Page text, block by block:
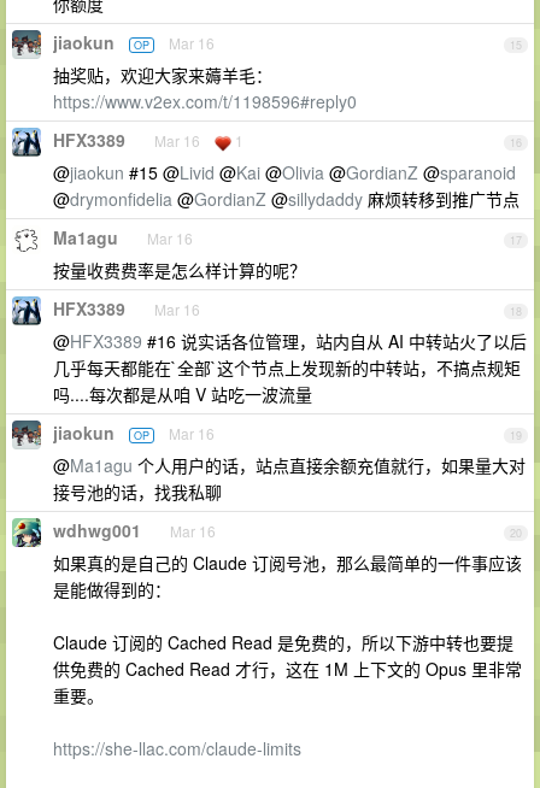
15
jiaokun OP Mar 16
抽奖贴，欢迎大家来薅羊毛：
https://www.v2ex.com/t/1198596#reply0
16
HFX3389 Mar 16 1
@jiaokun #15 @Livid @Kai @Olivia @GordianZ @sparanoid
@drymonfidelia @GordianZ @sillydaddy 麻烦转移到推广节点
17
Ma1agu Mar 16
按量收费费率是怎么样计算的呢？
18
HFX3389 Mar 16
@HFX3389 #16 说实话各位管理，站内自从 AI 中转站火了以后
几乎每天都能在`全部`这个节点上发现新的中转站，不搞点规矩
吗....每次都是从咱 V 站吃一波流量
19
jiaokun OP Mar 16
@Ma1agu 个人用户的话，站点直接余额充值就行，如果量大对
接号池的话，找我私聊
20
wdhwg001 Mar 16
如果真的是自己的 Claude 订阅号池，那么最简单的一件事应该
是能做得到的：
Claude 订阅的 Cached Read 是免费的，所以下游中转也要提
供免费的 Cached Read 才行，这在 1M 上下文的 Opus 里非常
重要。
https://she-llac.com/claude-limits